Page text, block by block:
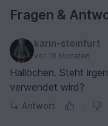
Fragen &
karin-steinfurt
vor 10 Monaten
Hallöchen. Steht
verwendet wird?
Antwort